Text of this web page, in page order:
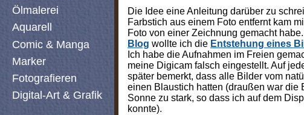
Ölmalerei
Aquarell
Comic & Manga
Marker
Fotografieren
Digital-Art & Grafik
Die Idee eine Anleitung darüber zu
Farbstich aus einem Foto entfernt kam
Foto von einer Zeichnung gemacht
Blog wollte ich die Entstehung eines
Ich habe die Aufnahmen im Freien
meine Digicam falsch eingestellt. Auf
später bemerkt, dass alle Bilder vom
einen Blaustich hatten (draußen war die
Sonne zu stark, so dass ich auf dem
konnte).